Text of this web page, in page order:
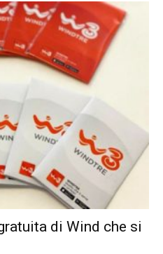
di Wind che si